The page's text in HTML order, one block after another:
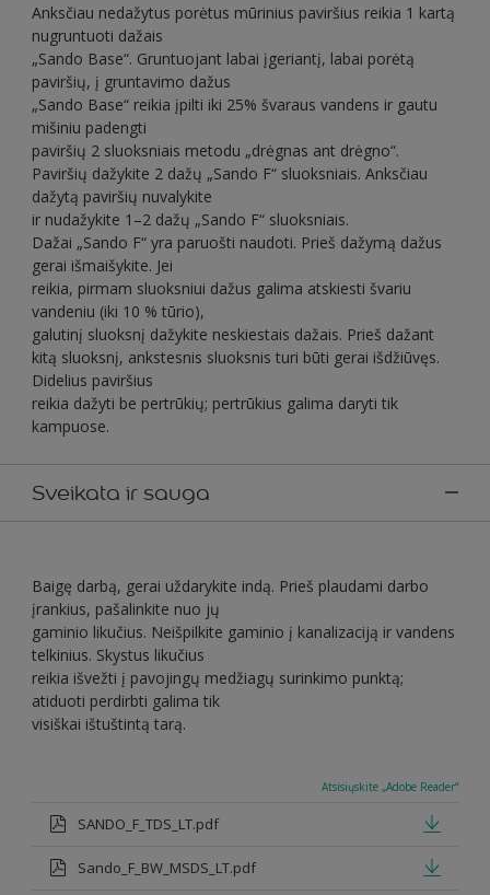
Anksčiau nedažytus porėtus mūrinius paviršius reikia 1 kartą
nugruntuoti dažais
„Sando Base“. Gruntuojant labai įgeriantį, labai porėtą
paviršių, į gruntavimo dažus
„Sando Base“ reikia įpilti iki 25% švaraus vandens ir gautu
mišiniu padengti
paviršių 2 sluoksniais metodu „drėgnas ant drėgno“.
Paviršių dažykite 2 dažų „Sando F“ sluoksniais. Anksčiau
dažytą paviršių nuvalykite
ir nudažykite 1–2 dažų „Sando F“ sluoksniais.
Dažai „Sando F“ yra paruošti naudoti. Prieš dažymą dažus
gerai išmaišykite. Jei
reikia, pirmam sluoksniui dažus galima atskiesti švariu
vandeniu (iki 10 % tūrio),
galutinį sluoksnį dažykite neskiestais dažais. Prieš dažant
kitą sluoksnį, ankstesnis sluoksnis turi būti gerai išdžiūvęs.
Didelius paviršius
reikia dažyti be pertrūkių; pertrūkius galima daryti tik
kampuose.
Sveikata ir sauga
Baigę darbą, gerai uždarykite indą. Prieš plaudami darbo
įrankius, pašalinkite nuo jų
gaminio likučius. Neišpilkite gaminio į kanalizaciją ir vandens
telkinius. Skystus likučius
reikia išvežti į pavojingų medžiagų surinkimo punktą;
atiduoti perdirbti galima tik
visiškai ištuštintą tarą.
Atsisiųskite „Adobe Reader“
SANDO_F_TDS_LT.pdf
Sando_F_BW_MSDS_LT.pdf